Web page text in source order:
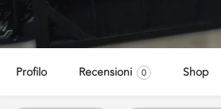
Profilo Recensioni 0 Shop